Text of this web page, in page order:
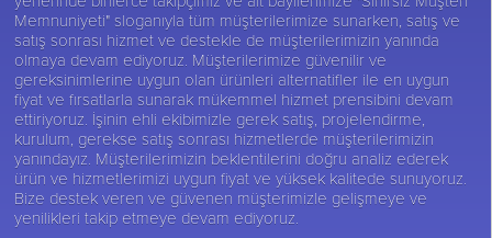
Memnuniyeti" sloganıyla tüm müşterilerimize sunarken, satış ve
satış sonrası hizmet ve destekle de müşterilerimizin yanında
olmaya devam ediyoruz. Müşterilerimize güvenilir ve
gereksinimlerine uygun olan ürünleri alternatifler ile en uygun
fiyat ve fırsatlarla sunarak mükemmel hizmet prensibini devam
ettiriyoruz. İşinin ehli ekibimizle gerek satış, projelendirme,
kurulum, gerekse satış sonrası hizmetlerde müşterilerimizin
yanındayız. Müşterilerimizin beklentilerini doğru analiz ederek
ürün ve hizmetlerimizi uygun fiyat ve yüksek kalitede sunuyoruz.
Bize destek veren ve güvenen müşterimizle gelişmeye ve
yenilikleri takip etmeye devam ediyoruz.